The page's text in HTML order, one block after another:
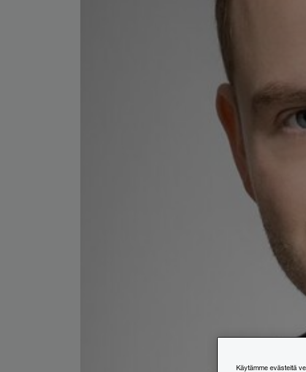
Käytämme evästeitä